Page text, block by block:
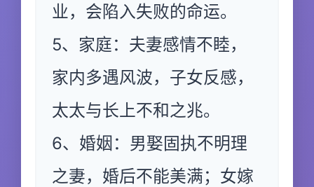
业，会陷入失败的命运。
5、家庭：夫妻感情不睦，
家内多遇风波，子女反感，
太太与长上不和之兆。
6、婚姻：男娶固执不明理
之妻，婚后不能美满；女嫁